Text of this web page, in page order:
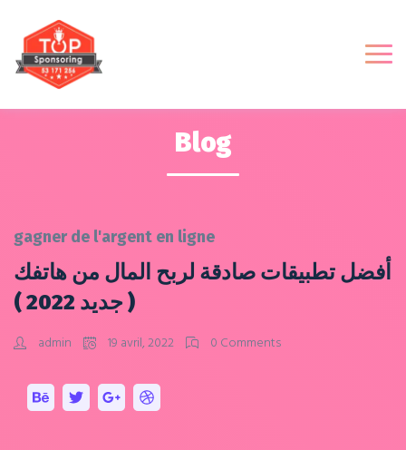
Blog
gagner de l'argent en ligne
أفضل تطبيقات صادقة لربح المال من هاتفك
( جديد 2022 )
admin 19 avril, 2022 0 Comments